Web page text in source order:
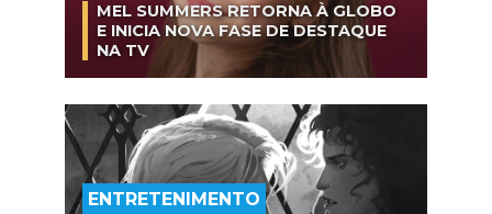
MEL SUMMERS RETORNA À GLOBO
E INICIA NOVA FASE DE DESTAQUE
NA TV
ENTRETENIMENTO